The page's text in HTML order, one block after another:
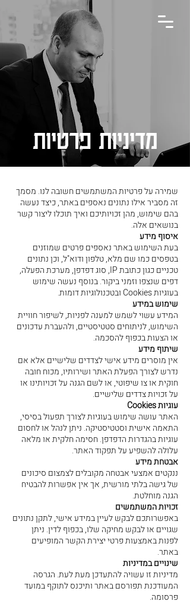
מדיניות פרטיות
שמירה על פרטיות המשתמשים חשובה לנו. מסמך
זה מסביר אילו נתונים נאספים באתר, כיצד נעשה
בהם שימוש, מהן זכויותיכם ואיך תוכלו ליצור קשר
בנושאים אלה.
איסוף מידע
בעת השימוש באתר נאספים פרטים שמוזנים
בטפסים כמו שם מלא, טלפון ודוא"ל, וכן נתונים
טכניים כגון כתובת IP, סוג דפדפן, מערכת הפעלה,
דפים שנצפו וזמני ביקור. בנוסף נעשה שימוש
בעוגיות Cookies ובטכנולוגיות דומות.
שימוש במידע
המידע עשוי לשמש למענה לפניות, לשיפור חוויית
השימוש, לניתוחים סטטיסטיים, ולהעברת עדכונים
או הצעות בכפוף להסכמה.
שיתוף מידע
אין מוסרים מידע אישי לצדדים שלישיים אלא אם
נדרש לצורך הפעלת האתר ושירותיו, מכוח חובה
חוקית או צו שיפוטי, או לשם הגנה על זכויותינו או
על זכויות צדדים שלישיים.
עוגיות Cookies
האתר עושה שימוש בעוגיות לצורך תפעול בסיסי,
התאמה אישית וסטטיסטיקה. ניתן לנהל או לחסום
עוגיות בהגדרות הדפדפן. חסימה חלקית או מלאה
עלולה להשפיע על תפקוד האתר.
אבטחת מידע
ננקטים אמצעי אבטחה מקובלים לצמצום סיכונים
של גישה בלתי מורשית, אך אין אפשרות להבטיח
הגנה מוחלטת.
זכויות המשתמשים
באפשרותכם לבקש לעיין במידע אישי, לתקן נתונים
שגויים או לבקש מחיקה שלו, בכפוף לדין. ניתן
לפנות באמצעות פרטי יצירת הקשר המופיעים
באתר.
שינויים במדיניות
מדיניות זו עשויה להתעדכן מעת לעת. הגרסה
המעודכנת תפורסם באתר ותיכנס לתוקף במועד
פרסומה.